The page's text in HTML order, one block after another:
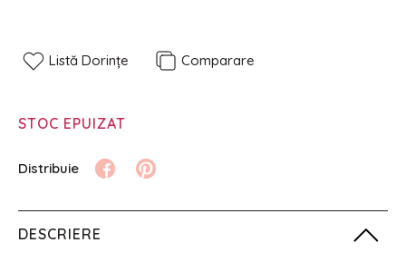
Listă Dorințe Comparare
STOC EPUIZAT
DESCRIERE